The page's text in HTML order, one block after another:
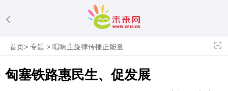
首页>专题 >唱响主旋律传播正能量
匈塞铁路惠民生、促发展